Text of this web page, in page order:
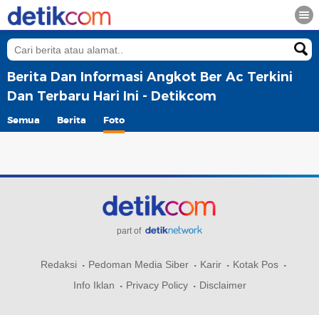
Berita Dan Informasi Angkot Ber Ac Terkini
Dan Terbaru Hari Ini - Detikcom
Semua Berita Foto
part of
Redaksi Pedoman Media Siber Karir
Kotak Pos
Info Iklan
Privacy Policy Disclaimer